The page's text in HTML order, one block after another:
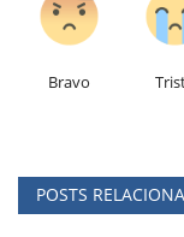
Bravo
POSTS